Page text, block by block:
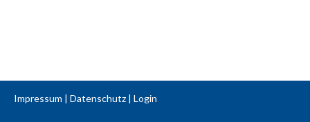
Impressum | Datenschutz | Login